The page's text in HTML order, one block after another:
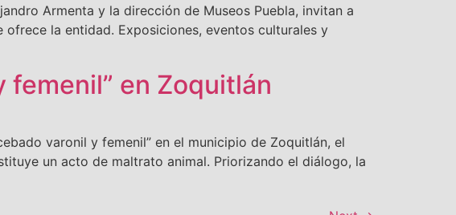
Armenta y la dirección de Museos Puebla, invitan a
la entidad. Exposiciones, eventos culturales y
femenil” en Zoquitlán
varonil y femenil” en el municipio de Zoquitlán, el
un acto de maltrato animal. Priorizando el diálogo, la